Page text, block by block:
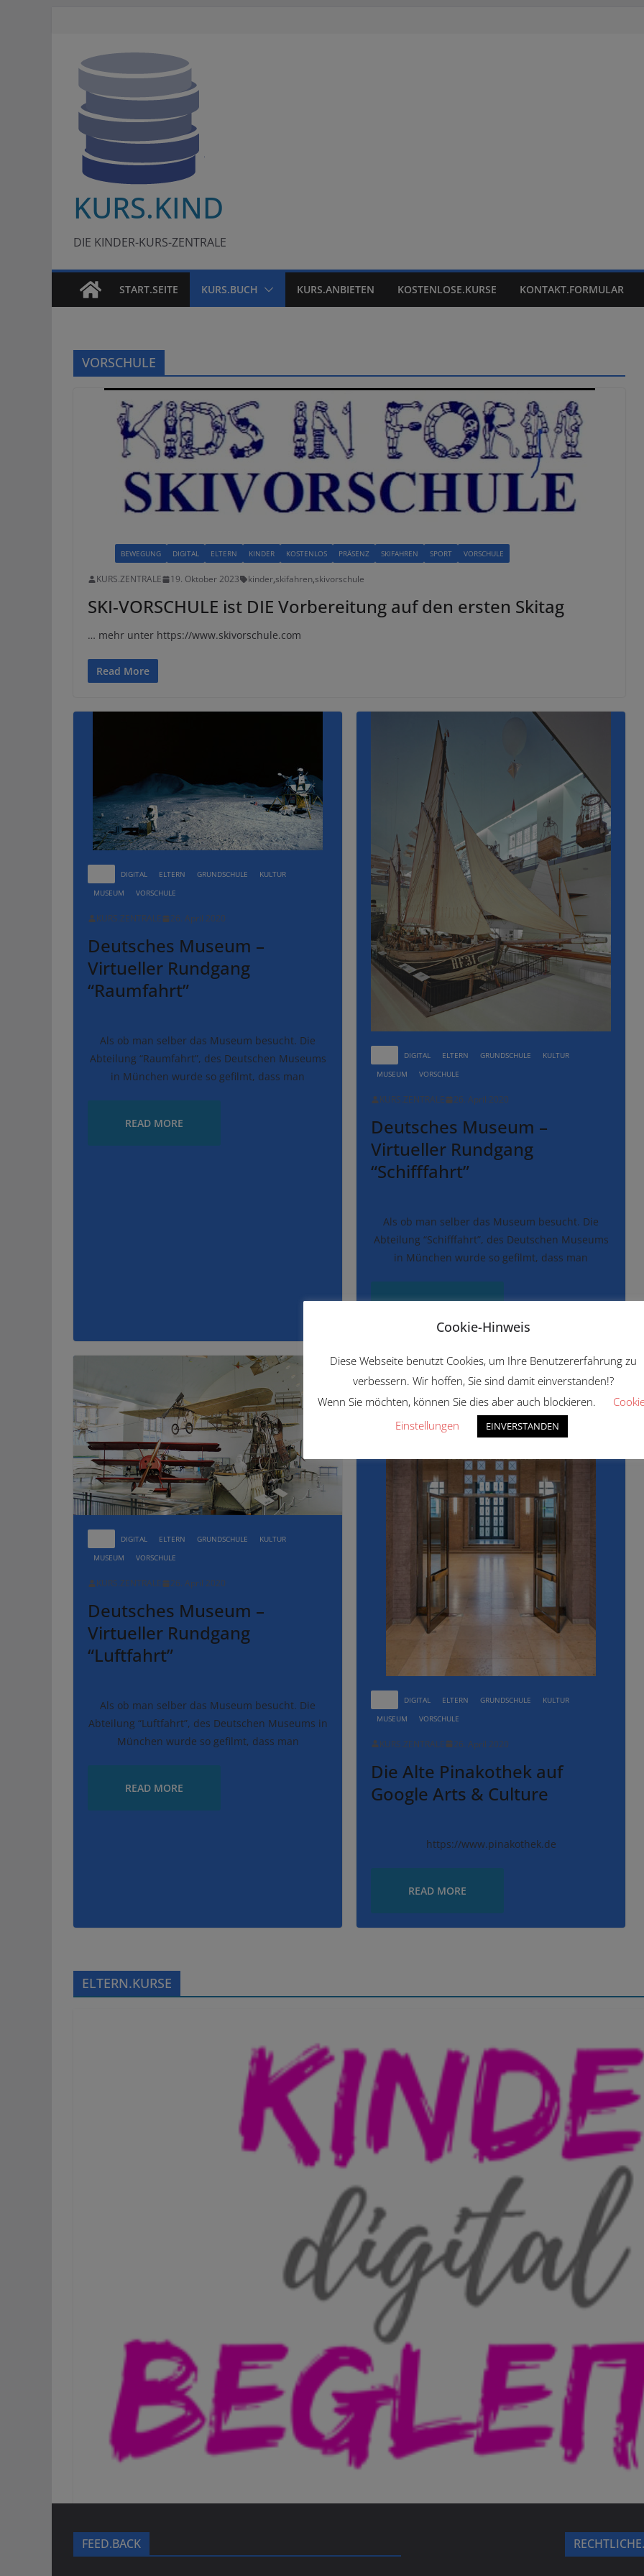
springen
KURS.KIND
DIE KINDER-KURS-ZENTRALE
START.SEITE KURS.BUCH KURS.ANBIETEN KOSTENLOSE.KURSE KONTAKT.FORMULAR
VORSCHULE
BEWEGUNG DIGITAL ELTERN KINDER KOSTENLOS PRÄSENZ SKIFAHREN SPORT VORSCHULE
KURS.ZENTRALE 19. Oktober 2023 kinder,skifahren,skivorschule
SKI-VORSCHULE ist DIE Vorbereitung auf den ersten Skitag
… mehr unter https://www.skivorschule.com
Read More
DIGITAL ELTERN GRUNDSCHULE
KULTUR
MUSEUM
VORSCHULE
KURS.ZENTRALE 26. April 2020
Deutsches Museum –
Virtueller Rundgang
“Raumfahrt”
Als ob man selber das Museum besucht. Die
Abteilung “Raumfahrt”, des Deutschen Museums
in München wurde so gefilmt, dass man
READ MORE
DIGITAL ELTERN GRUNDSCHULE
KULTUR
MUSEUM
VORSCHULE
KURS.ZENTRALE 26. April 2020
Deutsches Museum –
Virtueller Rundgang
“Schifffahrt”
Als ob man selber das Museum besucht. Die
Abteilung “Schifffahrt”, des Deutschen Museums
in München wurde so gefilmt, dass man
READ MORE
DIGITAL ELTERN GRUNDSCHULE
KULTUR
MUSEUM
VORSCHULE
KURS.ZENTRALE 26. April 2020
Deutsches Museum –
Virtueller Rundgang
“Luftfahrt”
Als ob man selber das Museum besucht. Die
Abteilung “Luftfahrt”, des Deutschen Museums in
München wurde so gefilmt, dass man
READ MORE
DIGITAL ELTERN GRUNDSCHULE
KULTUR
MUSEUM
VORSCHULE
KURS.ZENTRALE 26. April 2020
Die Alte Pinakothek auf
Google Arts & Culture
https://www.pinakothek.de
READ MORE
ELTERN.KURSE
FEED.BACK
Cookie-Hinweis
Diese Webseite benutzt Cookies, um Ihre Benutzererfahrung zu
verbessern. Wir hoffen, Sie sind damit einverstanden!?
Wenn Sie möchten, können Sie dies aber auch blockieren.
Einstellungen
EINVERSTANDEN